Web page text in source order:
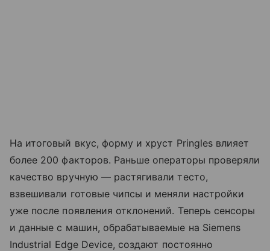
На итоговый вкус, форму и хруст Pringles влияет
более 200 факторов. Раньше операторы проверяли
качество вручную — растягивали тесто,
взвешивали готовые чипсы и меняли настройки
уже после появления отклонений. Теперь сенсоры
и данные с машин, обрабатываемые на Siemens
Industrial Edge Device, создают постоянно